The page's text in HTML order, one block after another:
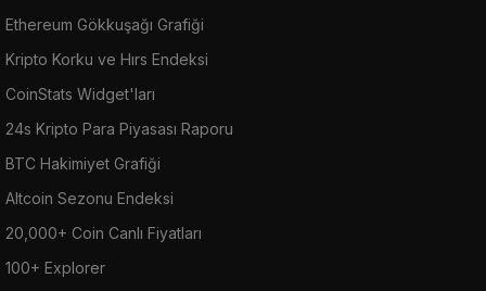
Ethereum Gökkuşağı Grafiği
Kripto Korku ve Hırs Endeksi
CoinStats Widget'ları
24s Kripto Para Piyasası Raporu
BTC Hakimiyet Grafiği
Altcoin Sezonu Endeksi
20,000+ Coin Canlı Fiyatları
100+ Explorer